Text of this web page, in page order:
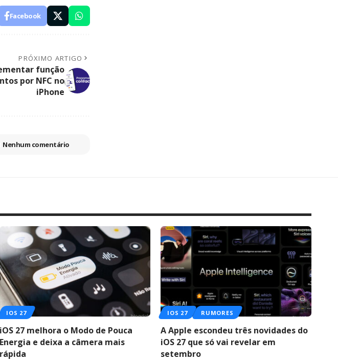
Facebook
PRÓXIMO ARTIGO
função
por NFC no
iPhone
Nenhum comentário
IOS 27
iOS 27 melhora o Modo de Pouca
Energia e deixa a câmera mais
rápida
IOS 27 RUMORES
A Apple escondeu três novidades do
iOS 27 que só vai revelar em
setembro